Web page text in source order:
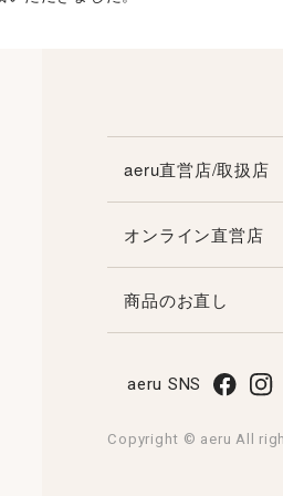
aeru直営店/取扱店
オンライン直営店
商品のお直し
aeru SNS
Copyright © aeru All